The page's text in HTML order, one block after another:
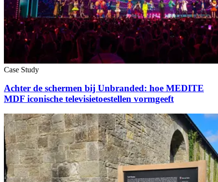
Case Study
Achter de schermen bij Unbranded: hoe MEDITE
MDF iconische televisietoestellen vormgeeft